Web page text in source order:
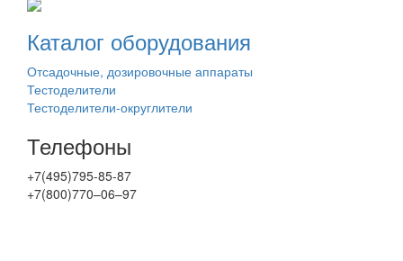
Каталог оборудования
Отсадочные, дозировочные аппараты
Тестоделители
Тестоделители-округлители
Телефоны
+7(495)795-85-87
+7(800)770–06–97